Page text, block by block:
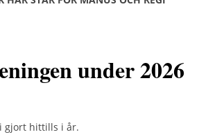
under 2026
gjort hittills i år.